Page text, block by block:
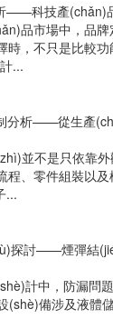
——科技產(chǎn)
品市場中，品
時，不只是比較
...
分析——從生產
並不是只依靠
程、零件組裝以
...
探討——煙彈結
計中，防漏問
(shè)備涉及液體